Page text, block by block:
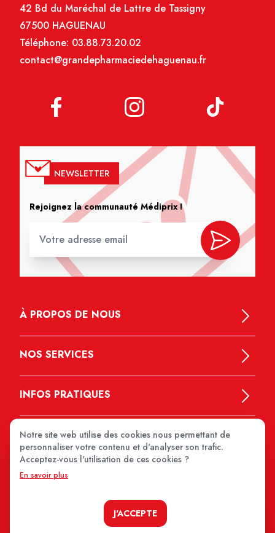
42 Bd du Maréchal de Lattre de Tassigny
67500 HAGUENAU
Téléphone: 03.88.73.20.02
contact@grandepharmaciedehaguenau.fr
NEWSLETTER
Rejoignez la communauté Médiprix !
À PROPOS DE NOUS
NOS SERVICES
INFOS PRATIQUES
Notre site web utilise des cookies nous permettant de
personnaliser votre contenu et d'analyser son trafic.
Acceptez-vous l'utilisation de ces cookies ?
En savoir plus
J'ACCEPTE